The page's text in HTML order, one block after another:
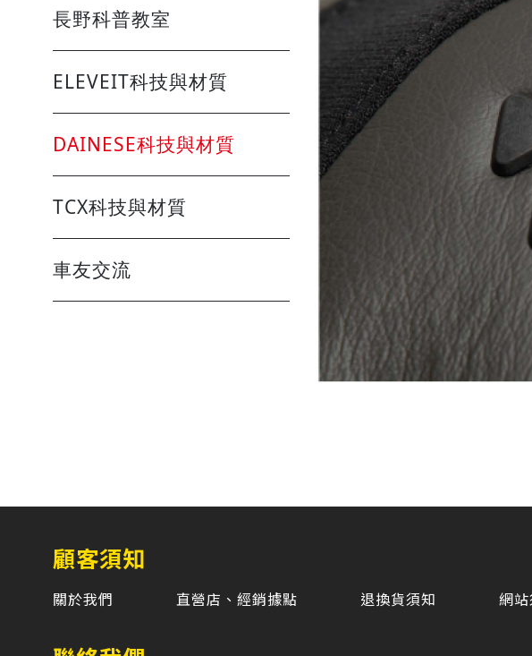
長野科普教室
ELEVEIT科技與材質
DAINESE科技與材質
TCX科技與材質
車友交流
顧客須知
關於我們 直營店、經銷據點 退換貨須知 網